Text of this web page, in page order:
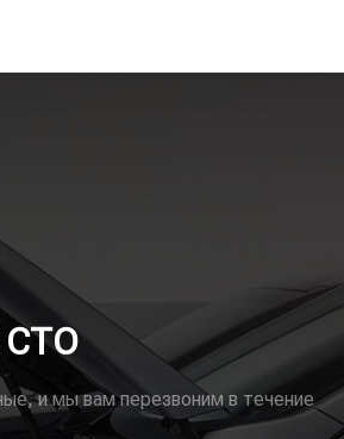
СТО
и мы вам перезвоним в течение